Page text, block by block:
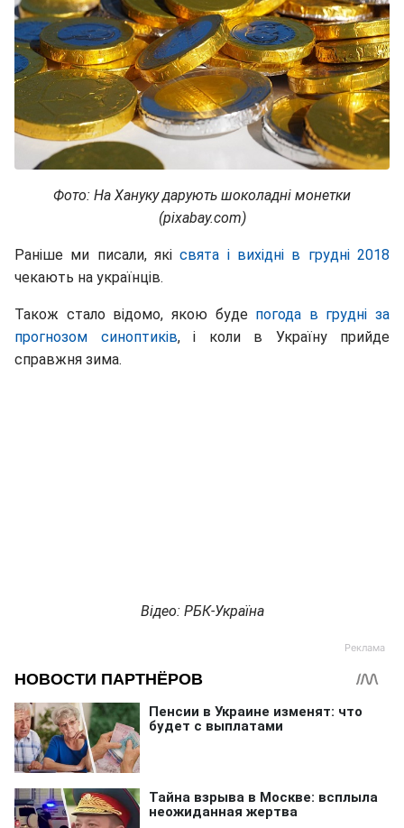
Фото: На Хануку дарують шоколадні монетки
(pixabay.com)
Раніше ми писали, якісвята і вихідні в грудні 2018
чекають на українців.
Також стало відомо, якою буде погода в грудні за
прогнозом синоптиків, і коли в Україну прийде
справжня зима.
Відео: РБК-Україна